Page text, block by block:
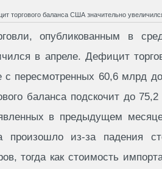
опубликованным в
в апреле. Дефицит
с пересмотренных 60,6 млрд
баланса подскочит до
в предыдущем
произошло из-за падения
тогда как стоимость